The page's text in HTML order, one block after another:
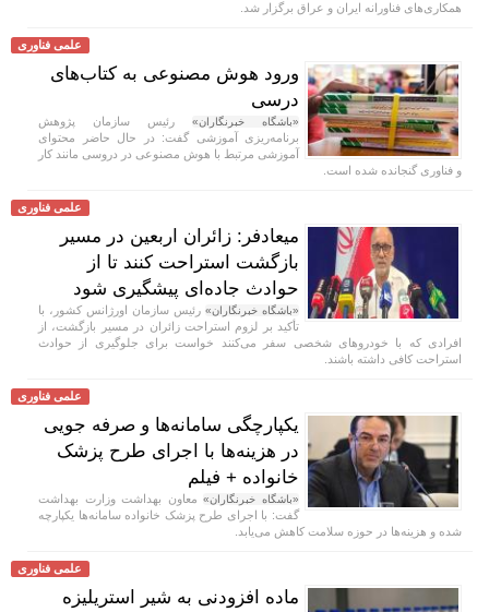
همکاری‌های فناورانه ایران و عراق برگزار شد.
علمی فناوری
ورود هوش مصنوعی به کتاب‌های
درسی
«باشگاه خبرنگاران» رئیس سازمان پژوهش
برنامه‌ریزی آموزشی گفت: در حال حاضر محتوای
آموزشی مرتبط با هوش مصنوعی در دروسی مانند کار
و فناوری گنجانده شده است.
علمی فناوری
میعادفر: زائران اربعین در مسیر
بازگشت استراحت کنند تا از
حوادث جاده‌ای پیشگیری شود
«باشگاه خبرنگاران» رئیس سازمان اورژانس کشور، با
تأکید بر لزوم استراحت زائران در مسیر بازگشت، از
افرادی که با خودروهای شخصی سفر می‌کنند خواست برای جلوگیری از حوادث
استراحت کافی داشته باشند.
علمی فناوری
یکپارچگی سامانه‌ها و صرفه جویی
در هزینه‌ها با اجرای طرح پزشک
خانواده + فیلم
«باشگاه خبرنگاران»معاون بهداشت وزارت بهداشت
گفت: با اجرای طرح پزشک خانواده سامانه‌ها یکپارچه
شده و هزینه‌ها در حوزه سلامت کاهش می‌یابد.
علمی فناوری
ماده افزودنی به شیر استریلیزه